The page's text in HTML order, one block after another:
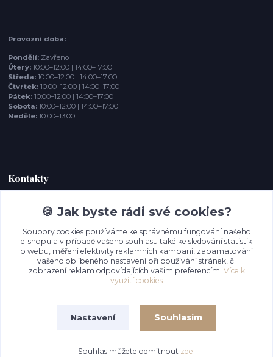
Provozní doba:
Pondělí: Zavřeno
Úterý: 10:00–12:00 | 14:00–17:00
Středa: 10:00–12:00 | 14:00–17:00
Čtvrtek: 10:00–12:00 | 14:00–17:00
Pátek: 10:00–12:00 | 14:00–17:00
Sobota: 10:00–12:00 | 14:00–17:00
Neděle: 10:00–13:00
Kontakty
Chlumské vitráže
+420 777 956 280
(Po-Pá, 9-16 hod.)
info@chlumske-vitraze.cz
Vytvořeno na Eshop-rychle.cz
🍪 Jak byste rádi své cookies?
Soubory cookies používáme ke správnému fungování našeho
e-shopu a v případě vašeho souhlasu také ke sledování statistik
o webu, měření efektivity reklamních kampaní, zapamatování
vašeho oblíbeného nastavení při používání stránek, či
zobrazení reklam odpovídajících vašim preferencím. Více k
využití cookies
Nastavení Souhlasím
Souhlas můžete odmítnout zde